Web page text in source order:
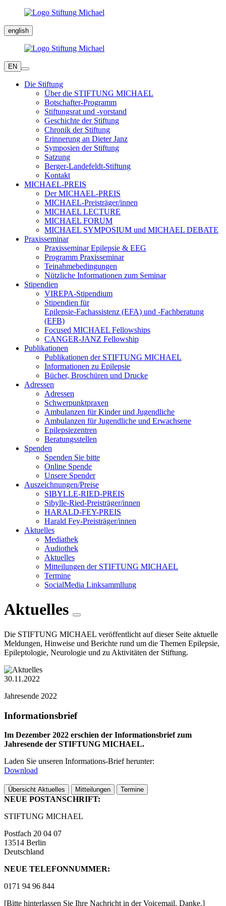
english
EN
Die Stiftung
Über die STIFTUNG MICHAEL
Botschafter-Programm
Stiftungsrat und -vorstand
Geschichte der Stiftung
Chronik der Stiftung
Erinnerung an Dieter Janz
Symposien der Stiftung
Satzung
Berger-Landefeldt-Stiftung
Kontakt
MICHAEL-PREIS
Der MICHAEL-PREIS
MICHAEL-Preisträger/innen
MICHAEL LECTURE
MICHAEL FORUM
MICHAEL SYMPOSIUM und MICHAEL DEBATE
Praxisseminar
Praxisseminar Epilepsie & EEG
Programm Praxisseminar
Teinahmebedingungen
Nützliche Informationen zum Seminar
Stipendien
VIREPA-Stipendium
Stipendien für
Epilepsie-Fachassistenz (EFA) und -Fachberatung
(EFB)
Focused MICHAEL Fellowships
CANGER-JANZ Fellowship
Publikationen
Publikationen der STIFTUNG MICHAEL
Informationen zu Epilepsie
Bücher, Broschüren und Drucke
Adressen
Adressen
Schwerpunktpraxen
Ambulanzen für Kinder und Jugendliche
Ambulanzen für Jugendliche und Erwachsene
Epilepsiezentren
Beratungsstellen
Spenden
Spenden Sie bitte
Online Spende
Unsere Spender
Auszeichnungen/Preise
SIBYLLE-RIED-PREIS
Sibylle-Ried-Preisträger/innen
HARALD-FEY-PREIS
Harald Fey-Preisträger/innen
Aktuelles
Mediathek
Audiothek
Aktuelles
Mitteilungen der STIFTUNG MICHAEL
Termine
SocialMedia Linksammllung
Aktuelles
Die STIFTUNG MICHAEL veröffentlicht auf dieser Seite aktuelle
Meldungen, Hinweise und Berichte rund um die Themen Epilepsie,
Epileptologie, Neurologie und zu Aktivitäten der Stiftung.
30.11.2022
Jahresende 2022
Informationsbrief
Im Dezember 2022 erschien der Informationsbrief zum
Jahresende der STIFTUNG MICHAEL.
Laden Sie unseren Informations-Brief herunter:
Download
Übersicht Aktuelles Mitteilungen Termine
NEUE POSTANSCHRIFT:
STIFTUNG MICHAEL
Postfach 20 04 07
13514 Berlin
Deutschland
NEUE TELEFONNUMMER:
0171 94 96 844
[Bitte hinterlassen Sie Ihre Nachricht in der Voicemail. Danke.]